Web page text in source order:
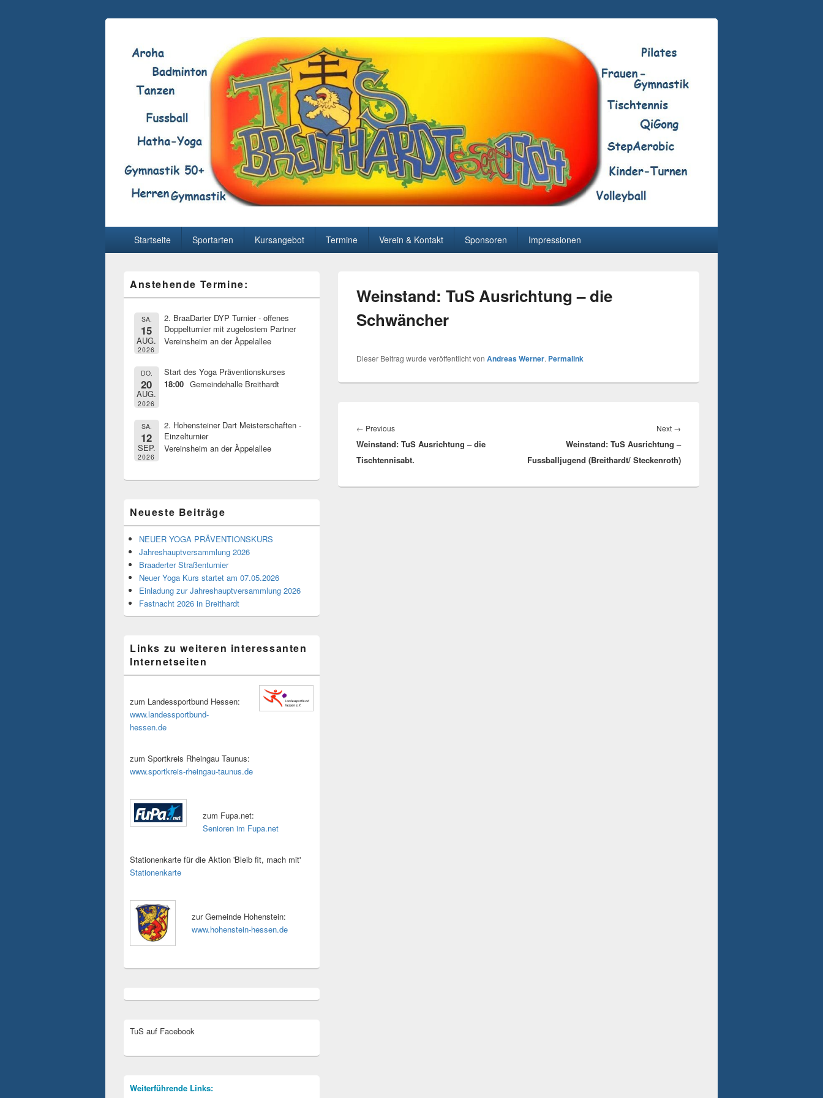
Startseite Sportarten Kursangebot Termine Verein & Kontakt Sponsoren Impressionen
Weinstand: TuS Ausrichtung – die
Schwäncher
Dieser Beitrag wurde veröffentlicht von Andreas Werner. Permalink
← PreviousPrevious
post:
Weinstand: TuS Ausrichtung – die
Tischtennisabt.
Next →
post:
Weinstand: TuS Ausrichtung –
Fussballjugend (Breithardt/ Steckenroth)
Seitenleisten
Widget-
Anstehende Termine:
SA.
15
AUG.
2026
2. BraaDarter DYP Turnier - offenes
Doppelturnier mit zugelostem Partner
Vereinsheim an der Äppelallee
DO.
20
AUG.
2026
Start des Yoga Präventionskurses
18:00 Gemeindehalle Breithardt
SA.
12
SEP.
2026
2. Hohensteiner Dart Meisterschaften -
Einzelturnier
Vereinsheim an der Äppelallee
Neueste Beiträge
NEUER YOGA PRÄVENTIONSKURS
Jahreshauptversammlung 2026
Braaderter Straßenturnier
Neuer Yoga Kurs startet am 07.05.2026
Einladung zur Jahreshauptversammlung 2026
Fastnacht 2026 in Breithardt
Links zu weiteren interessanten
Internetseiten
zum Landessportbund Hessen:
www.landessportbund-
hessen.de
zum Sportkreis Rheingau Taunus:
www.sportkreis-rheingau-taunus.de
zum Fupa.net:
Senioren im Fupa.net
Stationenkarte für die Aktion 'Bleib fit, mach mit'
Stationenkarte
zur Gemeinde Hohenstein:
www.hohenstein-hessen.de
TuS auf Facebook
Weiterführende Links: